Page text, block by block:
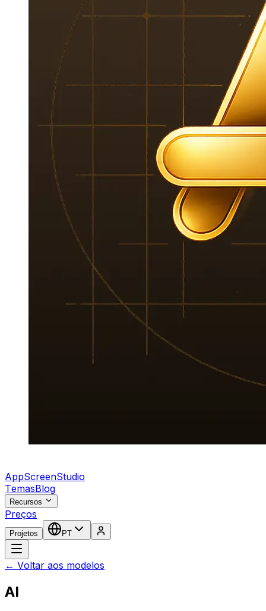
AppScreenStudio
TemasBlog
Recursos
Preços
Projetos PT
← Voltar aos modelos
AI